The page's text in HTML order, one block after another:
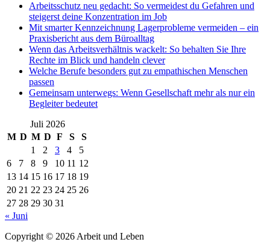
Arbeitsschutz neu gedacht: So vermeidest du Gefahren und
steigerst deine Konzentration im Job
Mit smarter Kennzeichnung Lagerprobleme vermeiden – ein
Praxisbericht aus dem Büroalltag
Wenn das Arbeitsverhältnis wackelt: So behalten Sie Ihre
Rechte im Blick und handeln clever
Welche Berufe besonders gut zu empathischen Menschen
passen
Gemeinsam unterwegs: Wenn Gesellschaft mehr als nur ein
Begleiter bedeutet
Juli 2026
M D M D F S
S
1
2 3 4
5
6
7 8 9 10 11 12
13 14 15 16 17 18 19
20 21 22 23 24 25 26
27 28 29 30 31
« Juni
Copyright © 2026 Arbeit und Leben